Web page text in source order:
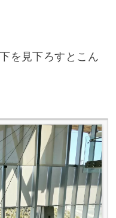
を見下ろすとこん